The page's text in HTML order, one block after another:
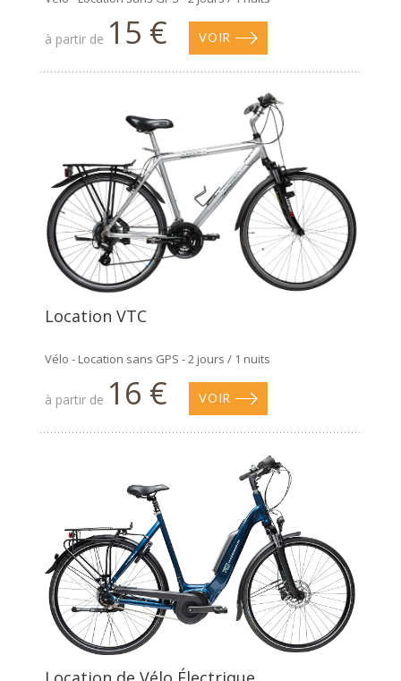
à partir de 15 € VOIR
Location VTC
Vélo - Location sans GPS - 2 jours / 1 nuits
à partir de 16 € VOIR